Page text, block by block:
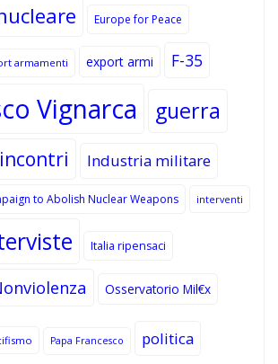
Europe for Peace
armamenti export armi F-35
Vignarca guerra
incontri Industria militare
to Abolish Nuclear Weapons interventi
Italia ripensaci
Osservatorio Mil€x
Papa Francesco politica